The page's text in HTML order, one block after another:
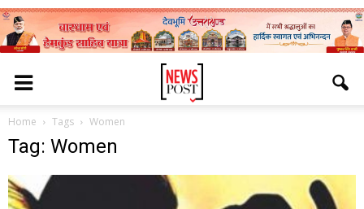
Home Tags Women
Tag: Women